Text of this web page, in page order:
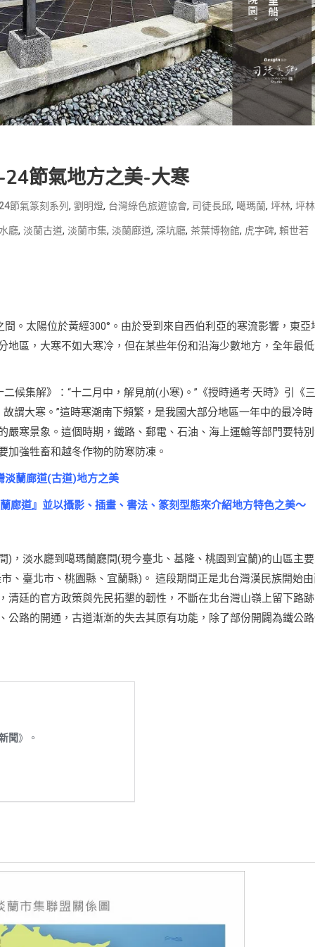
節氣地方之美-大寒
節氣篆刻系列 , 劉明燈, 台灣綠色旅遊協會, 司徒長邱, 噶瑪蘭, 坪林, 坪
廳, 淡蘭古道, 淡蘭市集, 淡蘭廊道, 深坑廳, 茶葉博物館, 虎字碑, 賴世若
。太陽位於黃經300°。由於受到來自西伯利亞的寒流影響，東亞
區，大寒不如大寒冷，但在某些年份和沿海少數地方，全年最
候集解》：“十二月中，解見前(小寒)。”《授時通考·天時》引《
謂大寒。”這時寒潮南下頻繁，是我國大部分地區一年中的最冷時
寒景象。這個時期，鐵路、郵電、石油、海上運輸等部門要特
加強牲畜和越冬作物的防寒防凍。
淡蘭廊道(古道)地方之美
廊道』並以攝影、插畫、書法、篆刻型態來介紹地方特色之美～
，淡水廳到噶瑪蘭廳間(現今臺北、基隆、桃園到宜蘭)的山區主
、臺北市、桃園縣、宜蘭縣)。 這段期間正是北台灣漢民族開始
廷的官方政策與先民拓墾的韌性，不斷在北台灣山嶺上留下路
路的開通，古道漸漸的失去其原有功能，除了部份開闢為鐵公